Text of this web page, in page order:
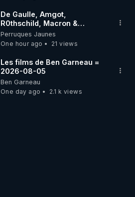
De Gaulle, Amgot,
R0thschild, Macron &
Pompidou… Macron Claude
Janvier, GPTV, 18 X 2024
Perruques Jaunes
One hour ago
21 views
Les films de Ben Garneau =
2026-08-05
Ben Garneau
One day ago
2.1 k views